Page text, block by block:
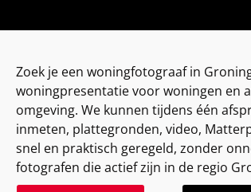
Zoek je een woningfotograaf in
woningpresentatie voor woningen en
omgeving. We kunnen tijdens één
inmeten, plattegronden, video,
snel en praktisch geregeld, zonder
fotografen die actief zijn in de regio